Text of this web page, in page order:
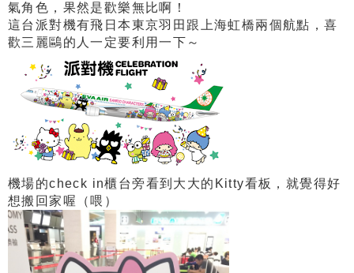
氣角色，果然是歡樂無比啊！
這台派對機有飛日本東京羽田跟上海虹橋兩個航點，喜
歡三麗鷗的人一定要利用一下～
機場的check in櫃台旁看到大大的Kitty看板，就覺得好
想搬回家喔（喂）